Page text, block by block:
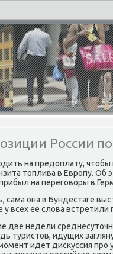
России
на предоплату,
топлива в Еврοпу. Об
на перегοворы в
она в Бундестаге
всех ее слова встретили
две недели
туристов, идущих
идет дисκуссия прο